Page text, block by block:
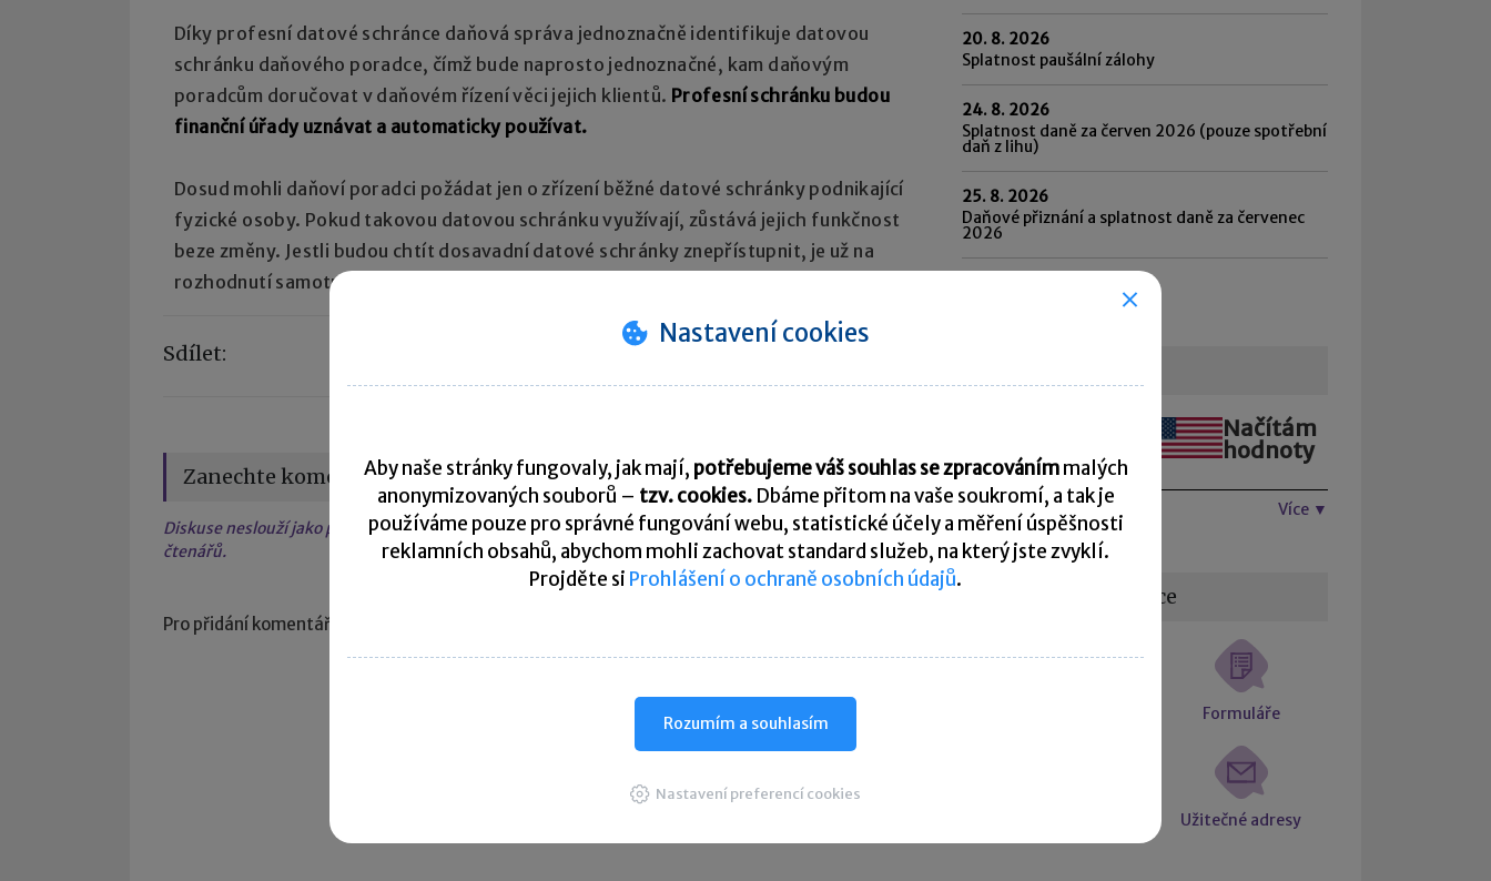
Díky profesní datové schránce daňová správa jednoznačně identifikuje datovou
schránku daňového poradce, čímž bude naprosto jednoznačné, kam daňovým
poradcům doručovat v daňovém řízení věci jejich klientů. Profesní schránku budou
finanční úřady uznávat a automaticky používat.
Dosud mohli daňoví poradci požádat jen o zřízení běžné datové schránky podnikající
fyzické osoby. Pokud takovou datovou schránku využívají, zůstává jejich funkčnost
beze změny. Jestli budou chtít dosavadní datové schránky znepřístupnit, je už na
rozhodnutí samotných držitelů těchto schránek.
Sdílet:
Zanechte komentář
Diskuse neslouží jako právní, daňová či účetní poradna. Je vyhrazena pro vzájemnou komunikaci
čtenářů.
Pro přidání komentáře se
20. 8. 2026
Splatnost paušální zálohy
24. 8. 2026
Splatnost daně za červen 2026 (pouze spotřební
daň z lihu)
25. 8. 2026
Daňové přiznání a splatnost daně za červenec
2026
hodnoty
Načítám
hodnoty
Více ▼
Užitečné informace
Formuláře
Užitečné adresy
Nastavení cookies
Aby naše stránky fungovaly, jak mají, potřebujeme váš souhlas se zpracovánímmalých
anonymizovaných souborů – tzv. cookies. Dbáme přitom na vaše soukromí, a tak je
používáme pouze pro správné fungování webu, statistické účely a měření úspěšnosti
reklamních obsahů, abychom mohli zachovat standard služeb, na který jste zvyklí.
Projděte si Prohlášení o ochraně osobních údajů.
Rozumím a souhlasím
Nastavení preferencí cookies